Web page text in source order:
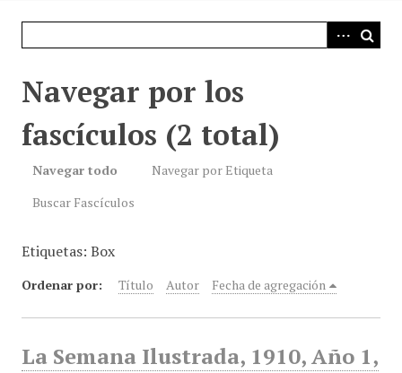
Navegar por los
fascículos (2 total)
Navegar todo
Navegar por Etiqueta
Buscar Fascículos
Etiquetas: Box
Ordenar por: Título Autor Fecha de agregación
La Semana Ilustrada, 1910, Año 1,